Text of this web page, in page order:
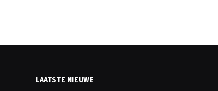
LAATSTE NIEUWE